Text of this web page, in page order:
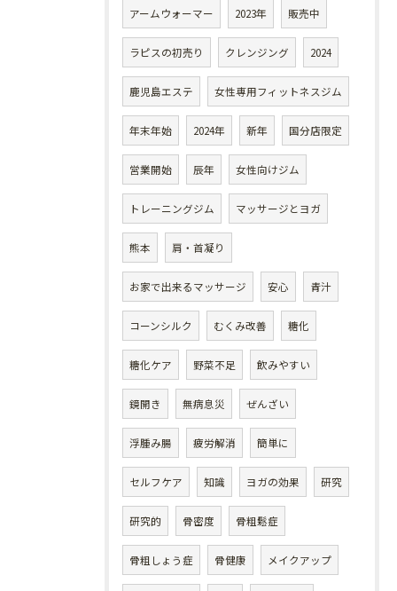
アームウォーマー 2023年 販売中
ラピスの初売り クレンジング 2024
鹿児島エステ 女性専用フィットネスジム
年末年始 2024年 新年 国分店限定
営業開始 辰年 女性向けジム
トレーニングジム マッサージとヨガ
熊本 肩・首凝り
お家で出来るマッサージ 安心 青汁
コーンシルク むくみ改善 糖化
糖化ケア 野菜不足 飲みやすい
鏡開き 無病息災 ぜんざい
浮腫み腸 疲労解消 簡単に
セルフケア 知識 ヨガの効果 研究
研究的 骨密度 骨粗鬆症
骨粗しょう症 骨健康 メイクアップ